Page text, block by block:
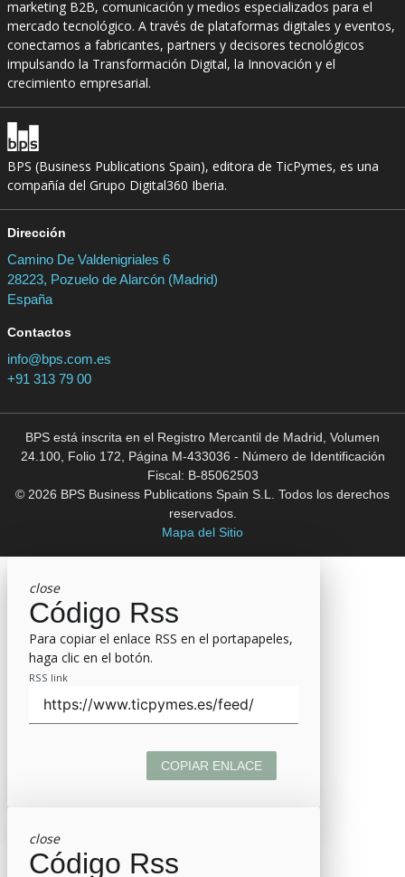
marketing B2B, comunicación y medios especializados para el
mercado tecnológico. A través de plataformas digitales y eventos,
conectamos a fabricantes, partners y decisores tecnológicos
impulsando la Transformación Digital, la Innovación y el
crecimiento empresarial.
BPS (Business Publications Spain), editora de TicPymes, es una
compañía del Grupo Digital360 Iberia.
Dirección
Camino De Valdenigriales 6
28223, Pozuelo de Alarcón (Madrid)
España
Contactos
info@bps.com.es
+91 313 79 00
BPS está inscrita en el Registro Mercantil de Madrid, Volumen
24.100, Folio 172, Página M-433036 - Número de Identificación
Fiscal: B-85062503
© 2026 BPS Business Publications Spain S.L. Todos los derechos
reservados.
Mapa del Sitio
close
Código Rss
Para copiar el enlace RSS en el portapapeles,
haga clic en el botón.
RSS link
COPIAR ENLACE
close
Código Rss